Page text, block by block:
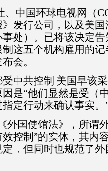
、中国环球电视网（
发行公司，以及美
事处）。已将该决定
这五个机构雇用的
会。
中共控制 美国早该
是“他们显然是受（
定行动来确认事实。
外国使馆法》，所谓
控制”的实体，其内
，但同时也规范了